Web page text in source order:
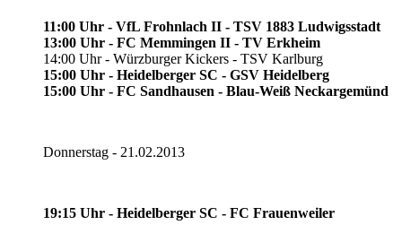
11:00 Uhr - VfL Frohnlach II - TSV 1883 Ludwigsstadt
13:00 Uhr - FC Memmingen II - TV Erkheim
14:00 Uhr - Würzburger Kickers - TSV Karlburg
15:00 Uhr - Heidelberger SC - GSV Heidelberg
15:00 Uhr - FC Sandhausen - Blau-Weiß Neckargemünd
Donnerstag - 21.02.2013
19:15 Uhr - Heidelberger SC - FC Frauenweiler